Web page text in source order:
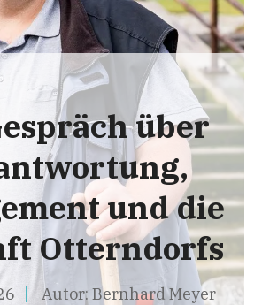
über
und die
Otterndorfs
Autor: Bernhard Meyer